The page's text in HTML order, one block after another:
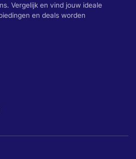
Vergelijk en vind jouw ideale
en deals worden